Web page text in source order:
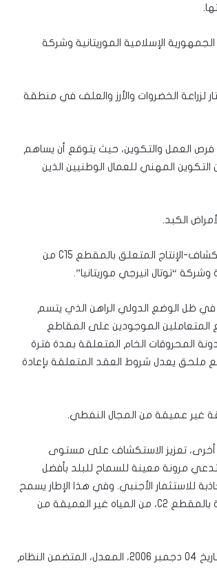
الإسلامية الموريتانية وشركة
سنابل الخير إقامة مشروع زراعي على مساحة 1500 هكتار لزراعة الخضروات والأرز والعلف في منطقة
العمل والتكوين، حيث يتوقع أن يساهم
مباشرة وبضمان التكوين المهني للعمال الوطنيين الذين
الكبد.
-مشروع مرسوم يقضي بالمصادقة على الملحق رقم 3 لعقد الاستكشاف-الإنتاج المتعلق بالمقطع C15 من
في ظل الوضع الدولي الراهن الذي يتسم
المتعاملين الموجودين على المقاطع
العميقة وبالنظر إلى أن أحكام المادة 20 من مدونة المحروقات الخام المتعلقة بمدة فترة
ملحق يعدل شروط العقد المتعلقة بإعادة
غير عميقة من المجال النفطي.
أخرى، تعزيز الاستكشاف على مستوى
مرونة معينة للسماح للبلد بأفضل
للاستثمار الأجنبي. وفي هذا الإطار يسمح
مشروع المرسوم هذا بعدم التقيد بالدعوة إلى المنافسة، المتعلقة بالمقطع C2، من المياه غير العميقة من
-مشروع مرسوم يعدل بعض ترتيبات المرسوم رقم 2006-126 الصادر بتاريخ 04 دجمبر 2006، المعدل، المتضمن النظام